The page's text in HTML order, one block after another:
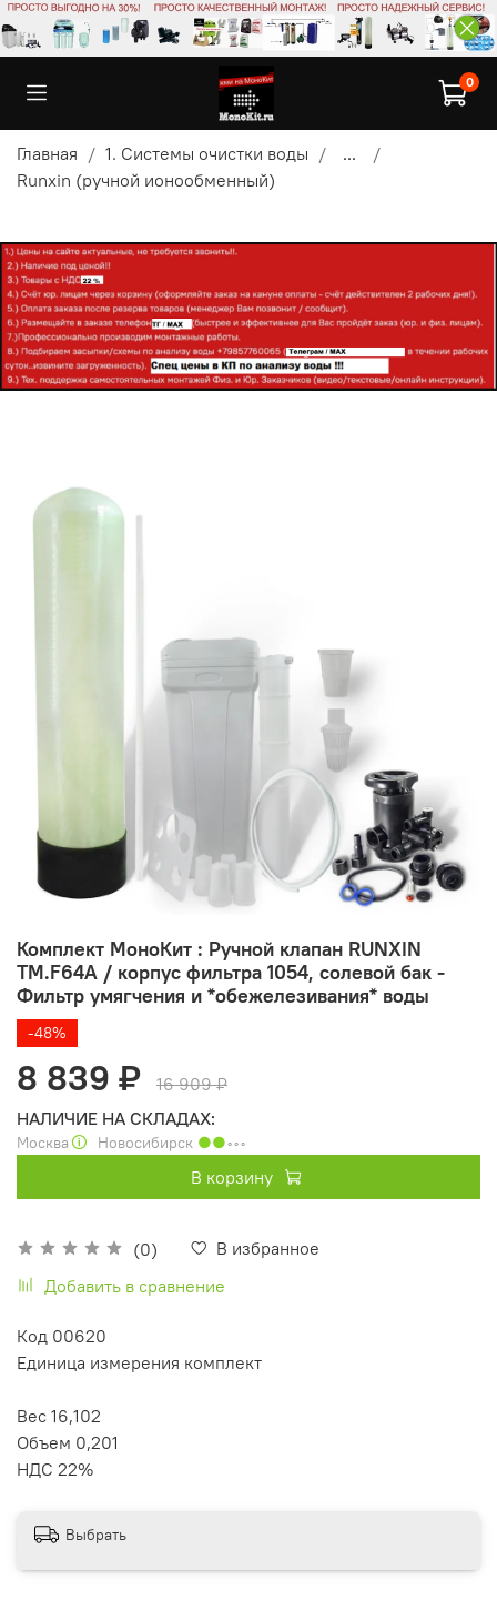
0
Главная 1. Системы очистки воды
...
Runxin (ручной ионообменный)
Комплект МоноКит : Ручной клапан RUNXIN
TM.F64А / корпус фильтра 1054, солевой бак -
Фильтр умягчения и *обежелезивания* воды
(0)
В избранное
Добавить в сравнение
-48%
8 839 ₽
16 909 ₽
НАЛИЧИЕ НА СКЛАДАХ:
Москва🛈 Новосибирск ●●◦◦◦
В корзину
Код 00620
Единица измерения комплект
Вес 16,102
Объем 0,201
НДС 22%
Выбрать